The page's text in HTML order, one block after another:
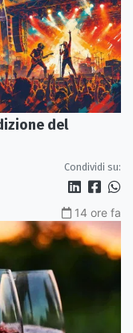
del
Condividi su:
14 ore fa